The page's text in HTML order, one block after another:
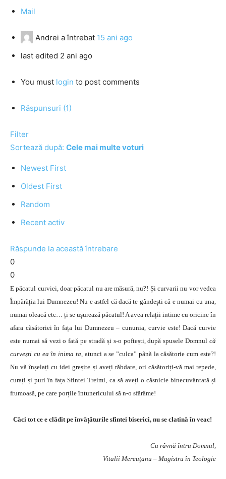
Mail
Andrei a întrebat 15 ani ago
last edited 2 ani ago
You must login to post comments
Răspunsuri (1)
Filter
Sortează după: Cele mai multe voturi
Newest First
Oldest First
Random
Recent activ
Răspunde la această întrebare
0
0
E păcatul curviei, doar păcatul nu are măsură, nu?! Și curvarii nu vor vedea
Împărăția lui Dumnezeu! Nu e astfel că dacă te gândești că e numai cu una,
numai oleacă etc… ți se ușurează păcatul! A avea relații intime cu oricine în
afara căsătoriei în fața lui Dumnezeu – cununia, curvie este! Dacă curvie
este numai să vezi o fată pe stradă și s-o poftești, după spusele Domnul că
curvești cu ea în inima ta, atunci a se ”culca” până la căsătorie cum este?!
Nu vă înșelați cu idei greșite și aveți răbdare, ori căsătoriți-vă mai repede,
curați și puri în fața Sfintei Treimi, ca să aveți o căsnicie binecuvântată și
frumoasă, pe care porțile întunericului să n-o sfărâme!
Căci tot ce e clădit pe învățăturile sfintei biserici, nu se clatină în veac!
Cu râvnă întru Domnul,
Vitalii Mereuţanu – Magistru în Teologie